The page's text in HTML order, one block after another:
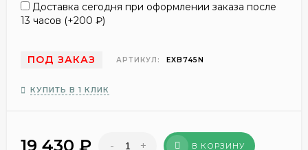
Доставка сегодня при оформлении заказа после
13 часов (+200 ₽)
ПОД ЗАКАЗ АРТИКУЛ: EXB745N
КУПИТЬ В 1 КЛИК
19 430 ₽ - + В КОРЗИНУ